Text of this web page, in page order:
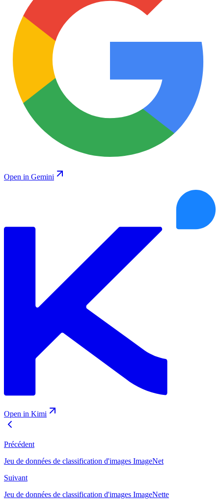
Open in Gemini
Open in Kimi
Précédent
Jeu de données de classification d'images ImageNet
Suivant
Jeu de données de classification d'images ImageNette